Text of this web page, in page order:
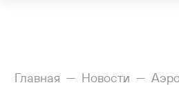
Рейсы
Главная Новости